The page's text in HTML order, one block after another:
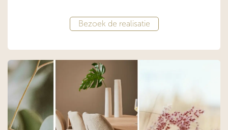
Bezoek de realisatie